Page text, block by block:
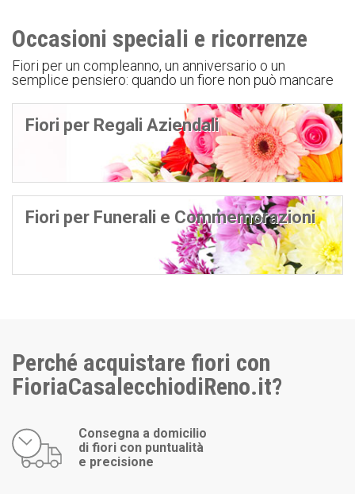
Occasioni speciali e ricorrenze
Fiori per un compleanno, un anniversario o un
semplice pensiero: quando un fiore non può mancare
Fiori per Regali Aziendali
Fiori per Funerali e Commemorazioni
Perché acquistare fiori con
FioriaCasalecchiodiReno.it?
Consegna a domicilio
di fiori con puntualità
e precisione